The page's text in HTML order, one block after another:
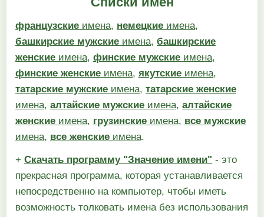
французские имена, немецкие имена,
башкирские мужские имена, башкирские
женские имена, финские мужские имена,
финские женские имена, якутские имена,
татарские мужские имена, татарские женские
имена, алтайские мужские имена, алтайские
женские имена, грузинские имена, все мужские
имена, все женские имена.
+ Скачать программу "Значение имени" - это
прекрасная программа, которая устанавливается
непосредственно на компьютер, чтобы иметь
возможность толковать имена без использования